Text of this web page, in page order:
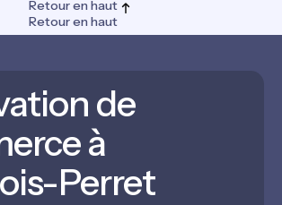
Retour en haut
Retour en haut
de
à
Perret